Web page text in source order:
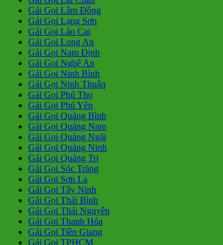
Gái Gọi Lâm Đồng
Gái Gọi Lạng Sơn
Gái Gọi Lào Cai
Gái Gọi Long An
Gái Gọi Nam Định
Gái Gọi Nghệ An
Gái Gọi Ninh Bình
Gái Gọi Ninh Thuận
Gái Gọi Phú Thọ
Gái Gọi Phú Yên
Gái Gọi Quảng Bình
Gái Gọi Quảng Nam
Gái Gọi Quảng Ngãi
Gái Gọi Quảng Ninh
Gái Gọi Quảng Trị
Gái Gọi Sóc Trăng
Gái Gọi Sơn La
Gái Gọi Tây Ninh
Gái Gọi Thái Bình
Gái Gọi Thái Nguyên
Gái Gọi Thanh Hóa
Gái Gọi Tiền Giang
Gái Gọi TPHCM